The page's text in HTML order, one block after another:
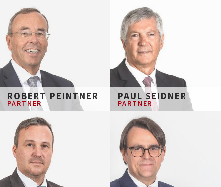
ROBERT PEINTNER
PARTNER
PAUL SEIDNER
PARTNER